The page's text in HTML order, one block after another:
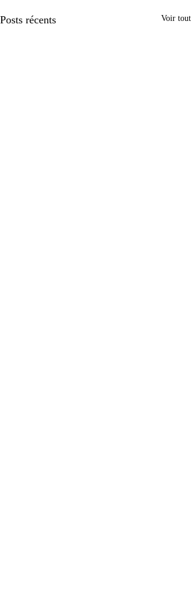
Posts récents Voir tout